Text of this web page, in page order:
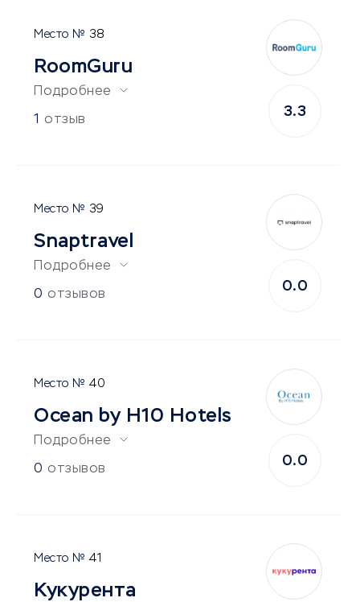
38
RoomGuru
Подробнее
1 отзыв
3.3
39
Snaptravel
Подробнее
0 отзывов
0.0
40
Ocean by H10 Hotels
Подробнее
0 отзывов
0.0
41
Кукурента